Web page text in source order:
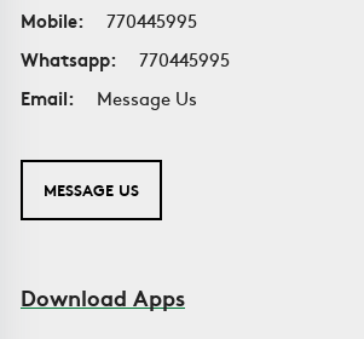
Mobile:
770445995
Whatsapp:
770445995
Email:
Message Us
MESSAGE US
Download Apps